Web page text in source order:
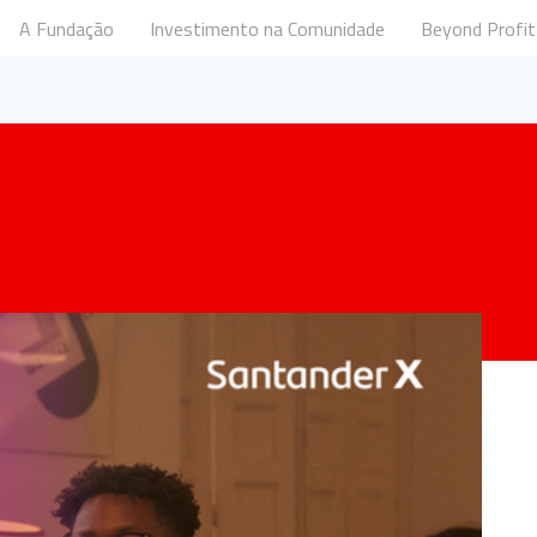
Santander Portugal
A Fundação Investimento na Comunidade Beyond